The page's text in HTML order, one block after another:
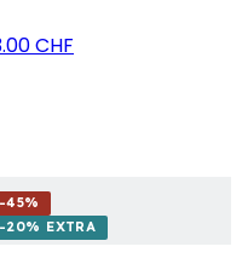
CHF
-45%
-20% EXTRA